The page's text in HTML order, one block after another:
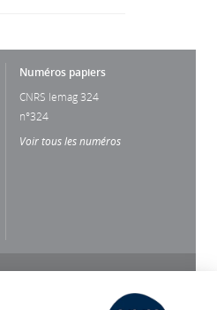
Numéros papiers
CNRS lemag 324
n°324
Voir tous les numéros